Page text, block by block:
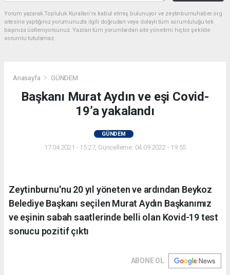
Yorum yazarak Topluluk Kuralları’nı kabul etmiş bulunuyor ve zeytinburnuhaber.org
sitesine yaptığınız yorumunuzla ilgili doğrudan veya dolaylı tüm sorumluluğu tek
başınıza üstleniyorsunuz. Yazılan tüm yorumlardan site yönetimi hiçbir şekilde
sorumlu tutulamaz.
Anasayfa GÜNDEM
Başkanı Murat Aydın ve eşi Covid-
19’a yakalandı
GÜNDEM
17.04.2021 - 15:27, Güncelleme: 04.09.2022 - 19:55
Zeytinburnu'nu 20 yıl yöneten ve ardından Beykoz
Belediye Başkanı seçilen Murat Aydın Başkanımız
ve eşinin sabah saatlerinde belli olan Kovid-19 test
sonucu pozitif çıktı
ABONE OL